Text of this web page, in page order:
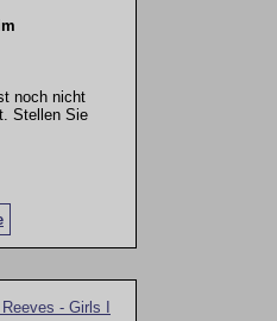
noch nicht
Stellen Sie